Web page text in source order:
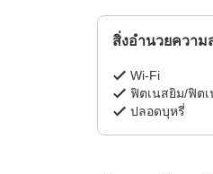
สิ่งอำนวยควา
Wi-Fi
ฟิตเนสยิม/ฟิต
ปลอดบุหรี่